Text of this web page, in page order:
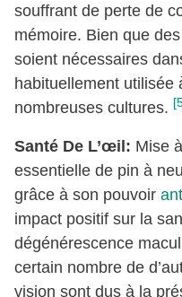
souffrant de perte de
mémoire. Bien que
soient nécessaires
habituellement utilisée
nombreuses cultures.
Santé De L’œil: Mise
essentielle de pin à
grâce à son pouvoir
impact positif sur la
dégénérescence
certain nombre de
vision sont dus à la